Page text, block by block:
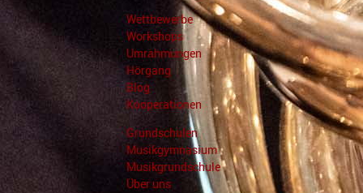
Wettbewerbe
Workshops
Umrahmungen
Hörgang
Blog
Kooperationen
Grundschulen
Musikgymnasium
Musikgrundschule
Über uns